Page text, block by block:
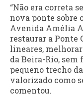
“Não era correta
nova ponte sobre
Avenida Amélia
restaurar a Ponte
lineares,
da Beira-Rio,
pequeno trecho
valorizado como
comentou.